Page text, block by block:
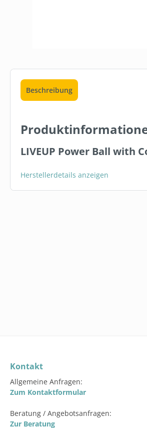
Beschreibung
LIVEUP Power Ball with
Herstellerdetails anzeigen
Kontakt
Allgemeine Anfragen:
Zum Kontaktformular
Beratung / Angebotsanfragen:
Zur Beratung